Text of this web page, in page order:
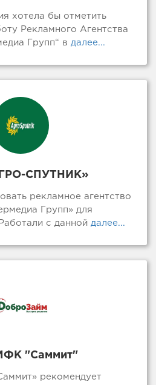
хотела бы отметить
Рекламного Агентства
Групп“ в далее...
СПУТНИК»
рекламное агентство
Групп» для
с даннойдалее...
"Саммит"
рекомендует